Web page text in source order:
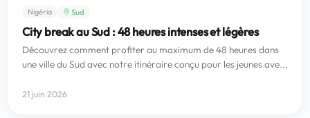
Nigéria Sud
City break au Sud : 48 heures intenses et légères
Découvrez comment profiter au maximum de 48 heures dans
une ville du Sud avec notre itinéraire conçu pour les jeunes ave...
21 juin 2026